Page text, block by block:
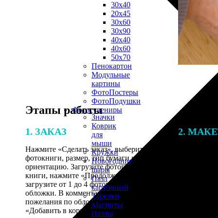
30х40
20х45
30х60
30х90
40х40
40х60
50х70
Пенокартон
Модульные
картины
ФотоПостеры
ФотоПодушки
Фотоcувениры
Значки
Коврик
для
мыши
Кружки
Новогодние
шары
Пазл
картонный
Тарелки
Магниты
Пазлы
Этапы работы
1. ЗАКАЗ
Нажмите «Сделать заказ», выберите тип
фотокниги, размер, тип бумаги и
ориентацию. Загрузите фотографии для
книги, нажмите «Продолжить» и
загрузите от 1 до 4 фотографий для
обложки. В комментарии оставьте свои
пожелания по обложке, нажмите
«Добавить в корзину».
2.